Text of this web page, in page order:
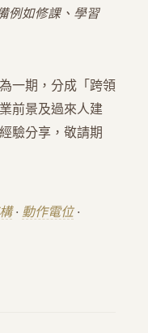
例如修課、學習
一期，分成「跨領
前景及過來人建
驗分享，敬請期
· 動作電位·